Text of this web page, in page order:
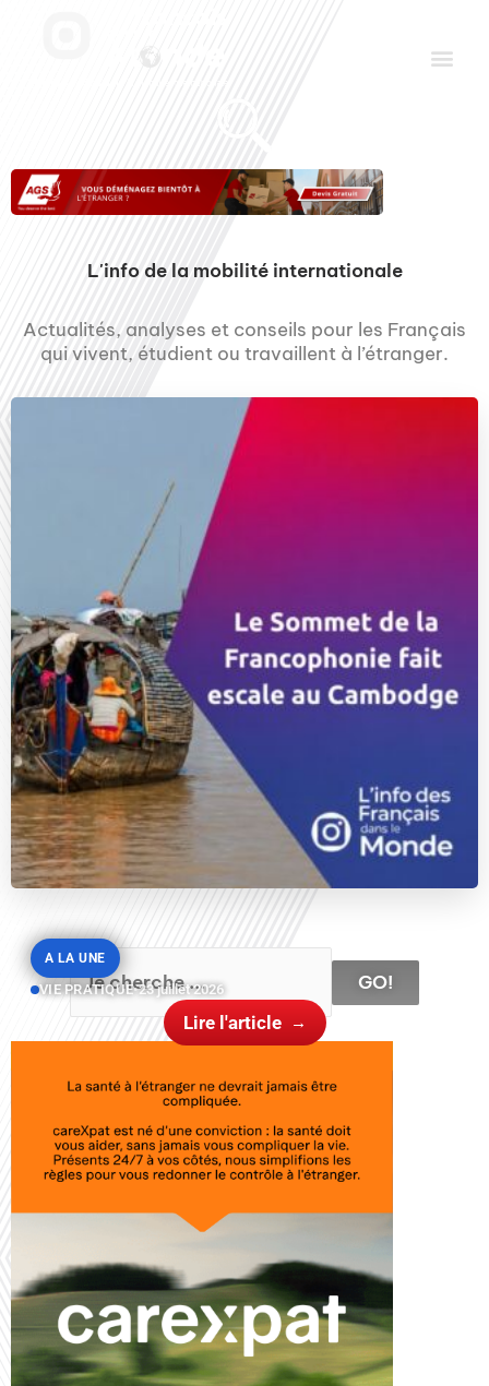
L'info de la mobilité internationale
Actualités, analyses et conseils pour les Français
qui vivent, étudient ou travaillent à l’étranger.
A LA UNE
VIE PRATIQUE•23 juillet 2026
Lire l'article
GO!